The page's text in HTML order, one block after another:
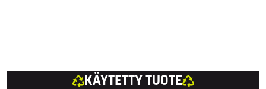
KÄYTETTY TUOTE